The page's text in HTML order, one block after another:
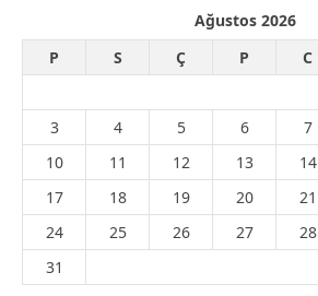
Ağustos 2026
P
S Ç P C
3
4 5 6 7
10
11 12 13 14
17
18 19 20 21
24
25 26 27 28
31